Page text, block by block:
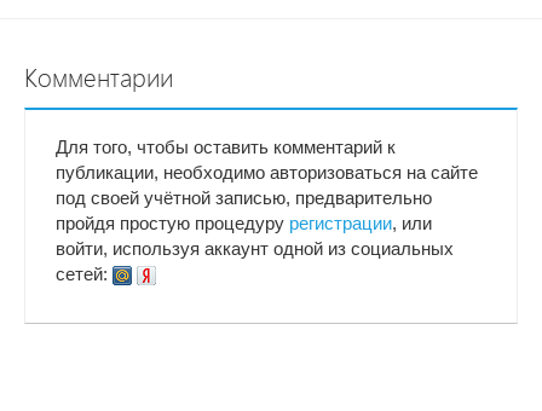
Комментарии
Для того, чтобы оставить комментарий к
публикации, необходимо авторизоваться на сайте
под своей учётной записью, предварительно
пройдя простую процедуру регистрации, или
войти, используя аккаунт одной из социальных
сетей: